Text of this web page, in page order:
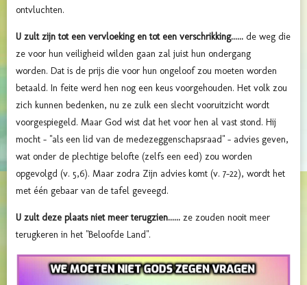
ontvluchten.
U zult zijn tot een vervloeking en tot een verschrikking...... de weg die
ze voor hun veiligheid wilden gaan zal juist hun ondergang
worden. Dat is de prijs die voor hun ongeloof zou moeten worden
betaald. In feite werd hen nog een keus voorgehouden. Het volk zou
zich kunnen bedenken, nu ze zulk een slecht vooruitzicht wordt
voorgespiegeld. Maar God wist dat het voor hen al vast stond. Hij
mocht - "als een lid van de medezeggenschapsraad" - advies geven,
wat onder de plechtige belofte (zelfs een eed) zou worden
opgevolgd (v. 5,6). Maar zodra Zijn advies komt (v. 7-22), wordt het
met één gebaar van de tafel geveegd.
U zult deze plaats niet meer terugzien...... ze zouden nooit meer
terugkeren in het "Beloofde Land".